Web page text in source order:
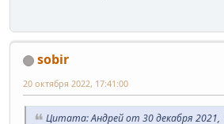
sobir
20 октября 2022, 17:41:00
Цитата: Андрей от 30 декабря 2021,